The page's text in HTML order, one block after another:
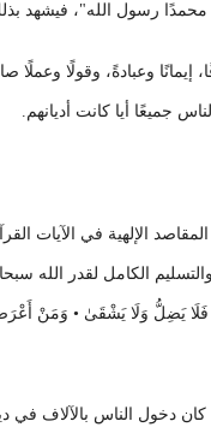
محمدًا رسول الله"، فيشهد
إيمانًا وعبادةً، وقولًا
جميعًا أيا كانت أديانهم.
الإلهية في الآيات
الكامل لقدر الله
فَلَا يَضِلُّ وَلَا يَشْقَىٰ •
دخول الناس بالآلاف في